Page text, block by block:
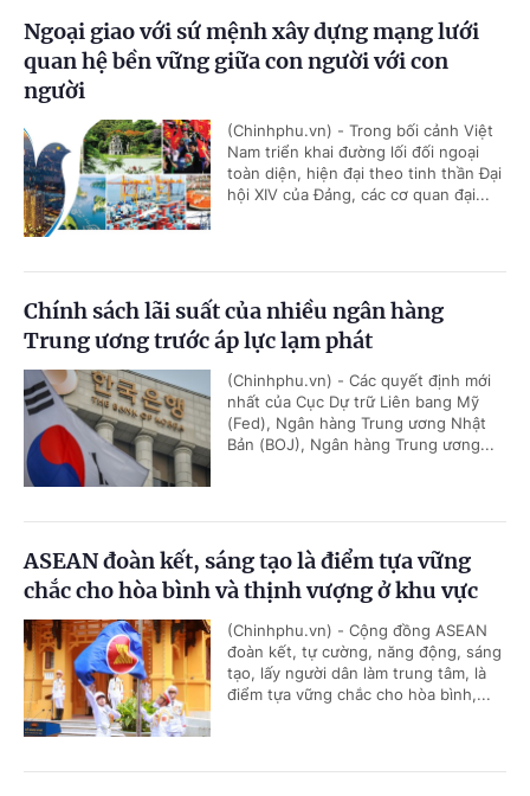
Ngoại giao với sứ mệnh xây dựng mạng lưới
quan hệ bền vững giữa con người với con
người
(Chinhphu.vn) - Trong bối cảnh Việt
Nam triển khai đường lối đối ngoại
toàn diện, hiện đại theo tinh thần Đại
hội XIV của Đảng, các cơ quan đại...
Chính sách lãi suất của nhiều ngân hàng
Trung ương trước áp lực lạm phát
(Chinhphu.vn) - Các quyết định mới
nhất của Cục Dự trữ Liên bang Mỹ
(Fed), Ngân hàng Trung ương Nhật
Bản (BOJ), Ngân hàng Trung ương...
ASEAN đoàn kết, sáng tạo là điểm tựa vững
chắc cho hòa bình và thịnh vượng ở khu vực
(Chinhphu.vn) - Cộng đồng ASEAN
đoàn kết, tự cường, năng động, sáng
tạo, lấy người dân làm trung tâm, là
điểm tựa vững chắc cho hòa bình,...